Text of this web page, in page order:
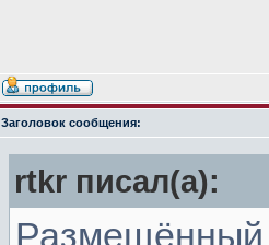
Заголовок сообщения:
rtkr писал(а):
Размещённый